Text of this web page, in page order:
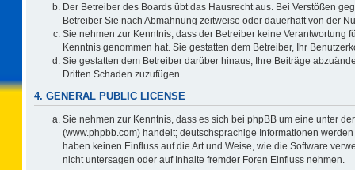
Der Betreiber des Boards übt das Hausrecht aus. Bei Verstößen
Betreiber Sie nach Abmahnung zeitweise oder dauerhaft von der
Sie nehmen zur Kenntnis, dass der Betreiber keine Verantwortung
Kenntnis genommen hat. Sie gestatten dem Betreiber, Ihr
Sie gestatten dem Betreiber darüber hinaus, Ihre Beiträge
Dritten Schaden zuzufügen.
4. GENERAL PUBLIC LICENSE
Sie nehmen zur Kenntnis, dass es sich bei phpBB um eine unter der
(www.phpbb.com) handelt; deutschsprachige Informationen
haben keinen Einfluss auf die Art und Weise, wie die Software
nicht untersagen oder auf Inhalte fremder Foren Einfluss nehmen.